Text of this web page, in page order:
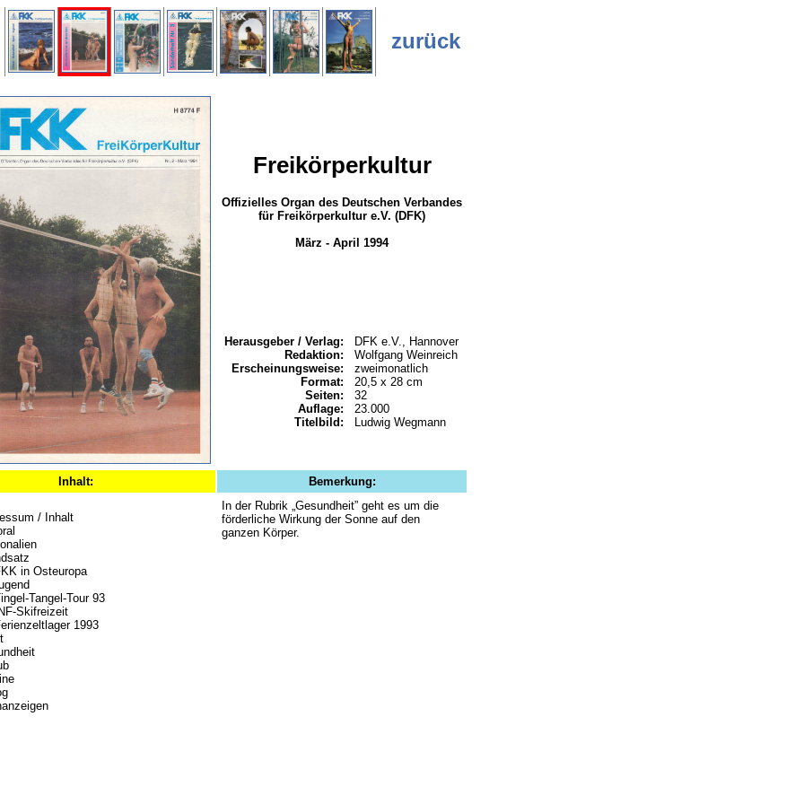
zurück
Freikörperkultur
Offizielles Organ des Deutschen Verbandes
für Freikörperkultur e.V. (DFK)
März - April 1994
Herausgeber / Verlag:
Redaktion:
Erscheinungsweise:
Format:
Seiten:
Auflage:
Titelbild:
DFK e.V., Hannover
Wolfgang Weinreich
zweimonatlich
20,5 x 28 cm
32
23.000
Ludwig Wegmann
Inhalt: Bemerkung:
/ Inhalt
in Osteuropa
Tangel-Tour 93
Skifreizeit
1993
In der Rubrik „Gesundheit” geht es um die
förderliche Wirkung der Sonne auf den
ganzen Körper.